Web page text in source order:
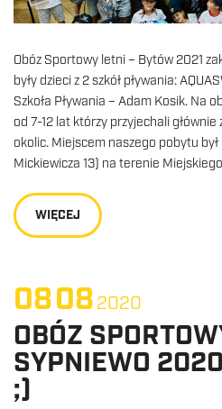
Obóz Sportowy letni – Bytów 2021
były dzieci z 2 szkół pływania:
Szkoła Pływania – Adam Kosik. Na
od 7-12 lat którzy przyjechali głównie
okolic. Miejscem naszego pobytu
Mickiewicza 13) na terenie
WIĘCEJ
08082020
OBÓZ
SYPNIEWO
;)